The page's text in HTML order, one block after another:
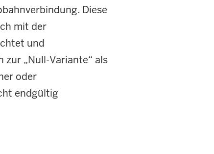
Diese
mit der
und
„Null-Variante“ als
oder
endgültig